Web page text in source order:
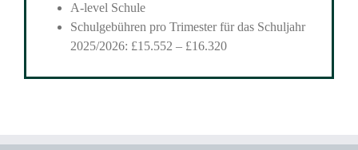
A-level Schule
Schulgebühren pro Trimester für das Schuljahr
2025/2026: £15.552 – £16.320